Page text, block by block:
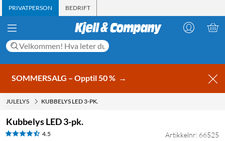
PRIVATPERSON BEDRIFT
SOMMERSALG – Opptil 50 % →
JULELYS KUBBELYS LED 3-PK.
Kubbelys LED 3-pk.
4.5 Artikkelnr: 66525